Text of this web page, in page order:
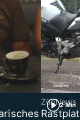
2 Min
ZüriNews